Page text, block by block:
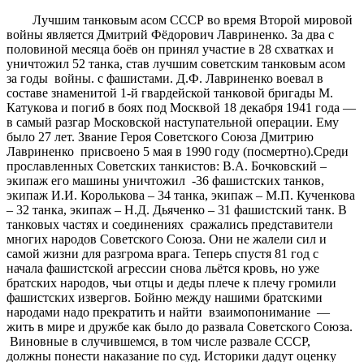
Лучшим танковым асом СССР во время Второй мировой
войны является Дмитрий Фёдорович Лавриненко. За два с
половиной месяца боёв он принял участие в 28 схватках и
уничтожил 52 танка, став лучшим советским танковым асом
за годы войны. с фашистами. Д.Ф. Лавриненко воевал в
составе знаменитой 1-й гвардейской танковой бригады М.
Катукова и погиб в боях под Москвой 18 декабря 1941 года —
в самый разгар Московской наступательной операции. Ему
было 27 лет. Звание Героя Советского Союза Дмитрию
Лавриненко присвоено 5 мая в 1990 году (посмертно).Среди
прославленных Советских танкистов: В.А. Бочковский –
экипаж его машины уничтожил -36 фашистских танков,
экипаж И.И. Королькова – 34 танка, экипаж – М.П. Кученкова
– 32 танка, экипаж – Н.Д. Дьяченко – 31 фашистский танк. В
танковых частях и соединениях сражались представители
многих народов Советского Союза. Они не жалели сил и
самой жизни для разгрома врага. Теперь спустя 81 год с
начала фашистской агрессии снова льётся кровь, но уже
братских народов, чьи отцы и деды плече к плечу громили
фашистских извергов. Бойню между нашими братскими
народами надо прекратить и найти взаимопонимание —
жить в мире и дружбе как было до развала Советского Союза.
Виновные в случившемся, в том числе развале СССР,
должны понести наказание по суд. Историки дадут оценку